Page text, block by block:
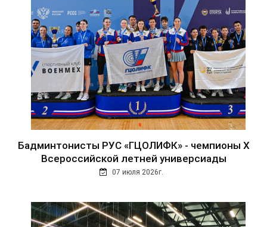
Бадминтонисты РУС «ГЦОЛИФК» - чемпионы Х
Всероссийской летней универсиады
07 июля 2026г.